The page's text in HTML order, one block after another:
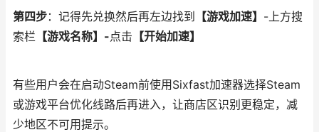
第四步：记得先兑换然后再左边找到 【游戏加速】 -上方搜
索栏 【游戏名称】-点击 【开始加速】
有些用户会在启动Steam前使用Sixfast加速器选择Steam
或游戏平台优化线路后再进入，让商店区识别更稳定，减
少地区不可用提示。